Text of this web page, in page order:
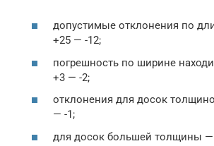
допустимые отклонения по
+25 — -12;
погрешность по ширине
+3 — -2;
отклонения для досок
— -1;
для досок большей толщины —